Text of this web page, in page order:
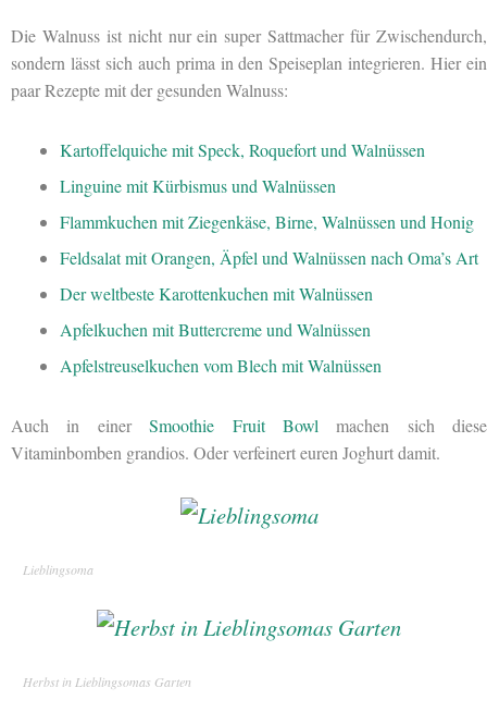
Die Walnuss ist nicht nur ein super Sattmacher für Zwischendurch,
sondern lässt sich auch prima in den Speiseplan integrieren. Hier ein
paar Rezepte mit der gesunden Walnuss:
Kartoffelquiche mit Speck, Roquefort und Walnüssen
Linguine mit Kürbismus und Walnüssen
Flammkuchen mit Ziegenkäse, Birne, Walnüssen und Honig
Feldsalat mit Orangen, Äpfel und Walnüssen nach Oma’s Art
Der weltbeste Karottenkuchen mit Walnüssen
Apfelkuchen mit Buttercreme und Walnüssen
Apfelstreuselkuchen vom Blech mit Walnüssen
Auch in einerSmoothie Fruit Bowl machen sich diese
Vitaminbomben grandios. Oder verfeinert euren Joghurt damit.
Lieblingsoma
Herbst in Lieblingsomas Garten